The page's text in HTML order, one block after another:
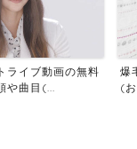
ライブ動画の無料
や曲目(...
爆
(